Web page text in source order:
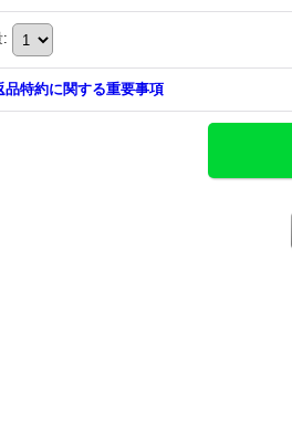
:
品特約に関する重要事項